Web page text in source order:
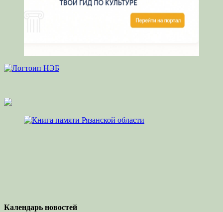
Календарь новостей